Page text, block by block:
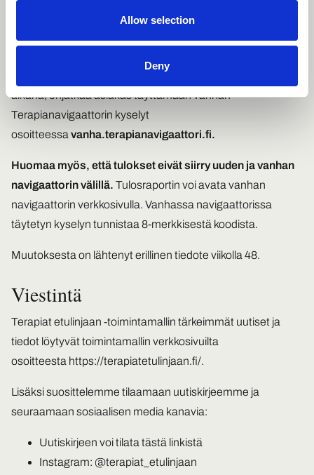
Allow selection
Deny
siirtymäajan yli, kunnes työterveysosio on sertifioitu osaksi
uutta Terapianavigaattoria.
työterveysosiota 16.12.2025 ja helmikuun 2026 välisenä
aikana, ohjatkaa asiakas täyttämään vanhan
Terapianavigaattorin kyselyt
osoitteessa vanha.terapianavigaattori.fi.
Huomaa myös, että tulokset eivät siirry uuden ja vanhan
navigaattorin välillä. Tulosraportin voi avata vanhan
navigaattorin verkkosivulla. Vanhassa navigaattorissa
täytetyn kyselyn tunnistaa 8-merkkisestä koodista.
Muutoksesta on lähtenyt erillinen tiedote viikolla 48.
Viestintä
Terapiat etulinjaan -toimintamallin tärkeimmät uutiset ja
tiedot löytyvät toimintamallin verkkosivuilta
osoitteesta https://terapiatetulinjaan.fi/.
Lisäksi suosittelemme tilaamaan uutiskirjeemme ja
seuraamaan sosiaalisen media kanavia:
Uutiskirjeen voi tilata tästä linkistä
Instagram: @terapiat_etulinjaan